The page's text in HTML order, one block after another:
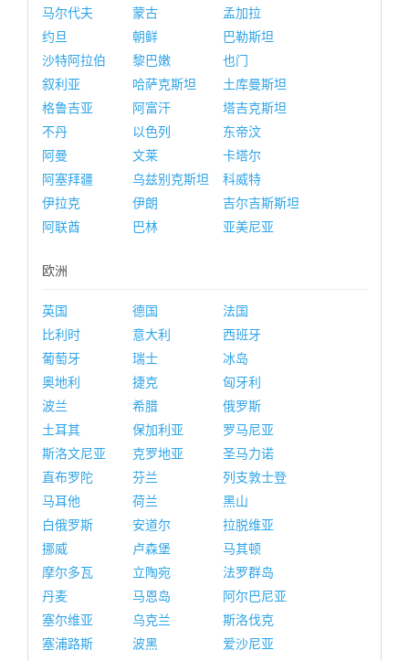
马尔代夫
蒙古
孟加拉
约旦
朝鲜
巴勒斯坦
沙特阿拉伯
黎巴嫩
也门
叙利亚
哈萨克斯坦
土库曼斯坦
格鲁吉亚
阿富汗
塔吉克斯坦
不丹
以色列
东帝汶
阿曼
文莱
卡塔尔
阿塞拜疆
乌兹别克斯坦
科威特
伊拉克
伊朗
吉尔吉斯斯坦
阿联酋
巴林 亚美尼亚
欧洲
英国 德国
法国
比利时
意大利
西班牙
葡萄牙
瑞士
冰岛
奥地利
捷克
匈牙利
波兰
希腊
俄罗斯
土耳其
保加利亚
罗马尼亚
斯洛文尼亚
克罗地亚
圣马力诺
直布罗陀
芬兰
列支敦士登
马耳他
荷兰
黑山
白俄罗斯
安道尔
拉脱维亚
挪威
卢森堡
马其顿
摩尔多瓦
立陶宛
法罗群岛
丹麦
马恩岛
阿尔巴尼亚
塞尔维亚
乌克兰
斯洛伐克
塞浦路斯
波黑
爱沙尼亚